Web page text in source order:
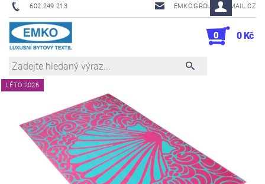
602 249 213 EMKO.GROUSL@EMAIL.CZ
0 0 Kč
LÉTO 2026